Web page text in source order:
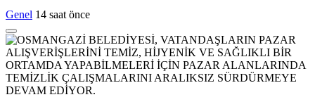
Genel 14 saat önce